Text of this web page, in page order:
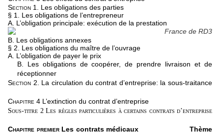
Section 1.
Les obligations des parties
§ 1. Les obligations de l’entrepreneur
A. L’obligation principale: exécution de la prestation
B. Les obligations annexes
§ 2. Les obligations du maître de l’ouvrage
A. L’obligation de payer le prix
B. Les obligations de coopérer, de prendre livraison et de
réceptionner
Section 2.
La circulation du contrat d’entreprise: la sous-traitance
Chapitre 4 L’extinction du contrat d’entreprise
Sous-titre 2 Les règles particulières à certains contrats d’entreprise
Chapitre premier Les contrats médicaux
Thème